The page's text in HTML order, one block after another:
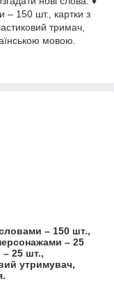
– 150 шт., картки з
тримач,
мовою.
словами – 150 шт.,
– 25
– 25 шт.,
утримувач,